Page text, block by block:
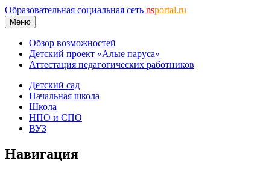
Образовательная социальная сеть nsportal.ru
Меню
Обзор возможностей
Детский проект «Алые паруса»
Аттестация педагогических работников
Детский сад
Начальная школа
Школа
НПО и СПО
ВУЗ
Навигация